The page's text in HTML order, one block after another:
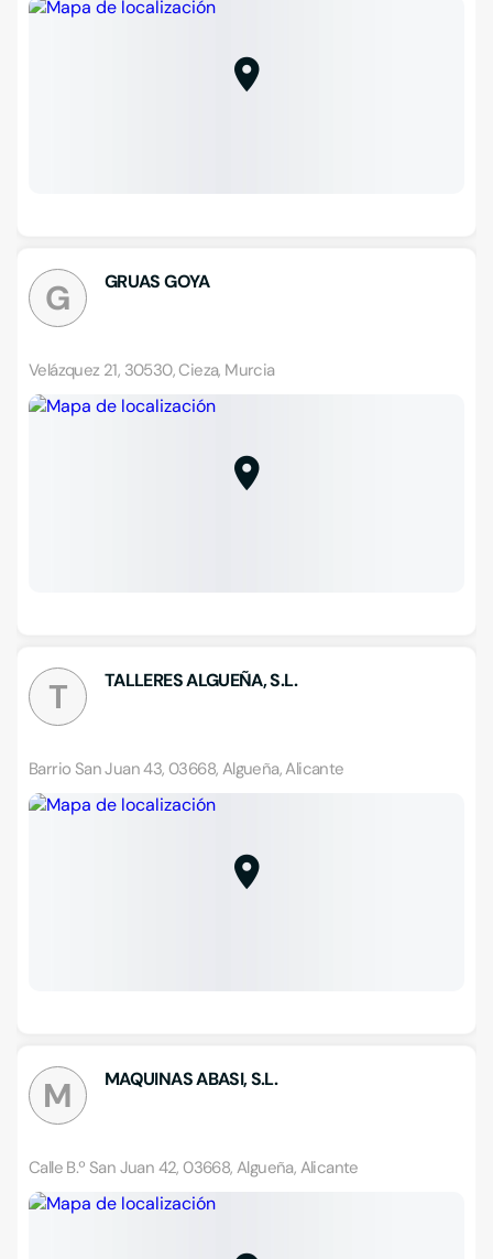
G GRUAS GOYA
Velázquez 21, 30530, Cieza, Murcia
T TALLERES ALGUEÑA, S.L.
Barrio San Juan 43, 03668, Algueña, Alicante
M MAQUINAS ABASI, S.L.
Calle B.º San Juan 42, 03668, Algueña, Alicante